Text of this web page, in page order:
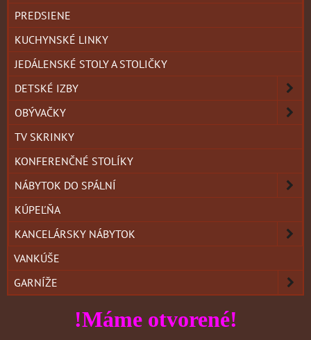
PREDSIENE
KUCHYNSKÉ LINKY
JEDÁLENSKÉ STOLY A STOLIČKY
DETSKÉ IZBY
OBÝVAČKY
TV SKRINKY
KONFERENČNÉ STOLÍKY
NÁBYTOK DO SPÁLNÍ
KÚPEĽŇA
KANCELÁRSKY NÁBYTOK
VANKÚŠE
GARNÍŽE
!Máme otvorené!